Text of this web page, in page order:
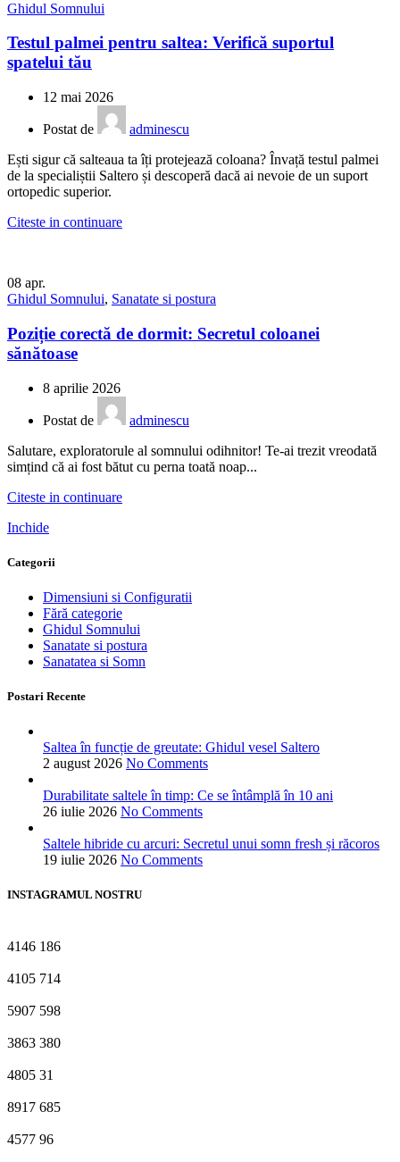
Ghidul Somnului
Testul palmei pentru saltea: Verifică suportul
spatelui tău
12 mai 2026
Postat de
adminescu
Ești sigur că salteaua ta îți protejează coloana? Învață testul palmei
de la specialiștii Saltero și descoperă dacă ai nevoie de un suport
ortopedic superior.
Citeste in continuare
08 apr.
Ghidul Somnului, Sanatate si postura
Poziție corectă de dormit: Secretul coloanei
sănătoase
8 aprilie 2026
Postat de
adminescu
Salutare, exploratorule al somnului odihnitor! Te-ai trezit vreodată
simțind că ai fost bătut cu perna toată noap...
Citeste in continuare
Inchide
Categorii
Dimensiuni si Configuratii
Fără categorie
Ghidul Somnului
Sanatate si postura
Sanatatea si Somn
Postari Recente
Saltea în funcție de greutate: Ghidul vesel Saltero
2 august 2026 No Comments
Durabilitate saltele în timp: Ce se întâmplă în 10 ani
26 iulie 2026 No Comments
Saltele hibride cu arcuri: Secretul unui somn fresh și răcoros
19 iulie 2026 No Comments
INSTAGRAMUL NOSTRU
4146 186
4105 714
5907 598
3863 380
4805 31
8917 685
4577 96